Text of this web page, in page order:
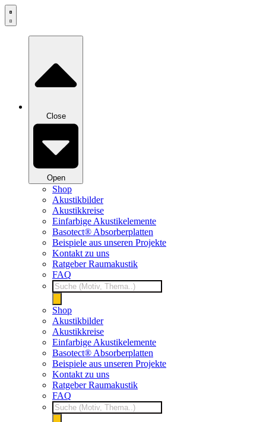
Zum
Inhalt
Close
Open
Shop
Akustikbilder
Akustikkreise
Einfarbige Akustikelemente
Basotect® Absorberplatten
Beispiele aus unseren Projekte
Kontakt zu uns
Ratgeber Raumakustik
FAQ
Products
search
Shop
Akustikbilder
Akustikkreise
Einfarbige Akustikelemente
Basotect® Absorberplatten
Beispiele aus unseren Projekte
Kontakt zu uns
Ratgeber Raumakustik
FAQ
Products
search